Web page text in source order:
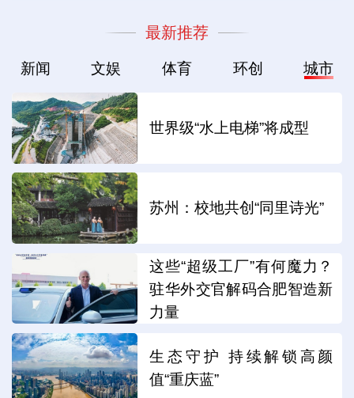
最新推荐
新闻 文娱 体育 环创 城市
世界级“水上电梯”将成型
苏州：校地共创“同里诗光”
这些“超级工厂”有何魔力？
驻华外交官解码合肥智造新
力量
生态守护 持续解锁高颜
值“重庆蓝”